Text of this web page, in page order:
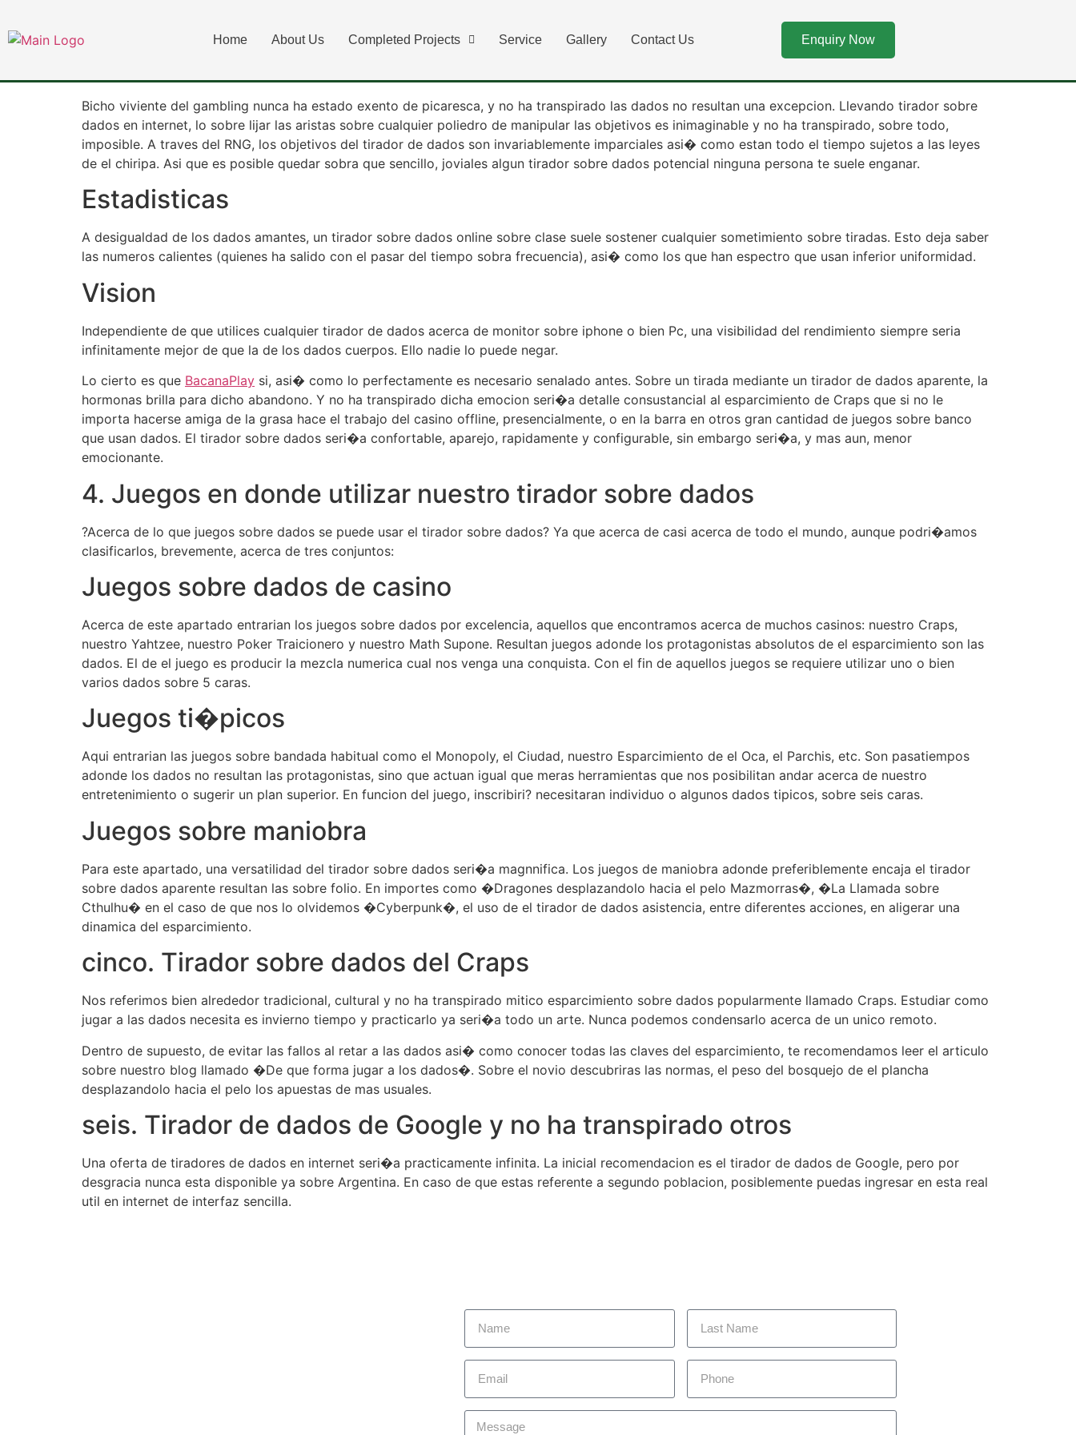
Home About Us Completed Projects Service Gallery Contact Us Enquiry Now
Para frikis de estas est. esta ventaja tiene una utilidad
Bicho viviente del gambling nunca ha estado exento de picaresca, y no ha transpirado las dados no resultan una excepcion. Llevando tirador sobre
dados en internet, lo sobre lijar las aristas sobre cualquier poliedro de manipular las objetivos es inimaginable y no ha transpirado, sobre todo,
imposible. A traves del RNG, los objetivos del tirador de dados son invariablemente imparciales asi� como estan todo el tiempo sujetos a las leyes
de el chiripa. Asi que es posible quedar sobra que sencillo, joviales algun tirador sobre dados potencial ninguna persona te suele enganar.
Estadisticas
A desigualdad de los dados amantes, un tirador sobre dados online sobre clase suele sostener cualquier sometimiento sobre tiradas. Esto deja saber
las numeros calientes (quienes ha salido con el pasar del tiempo sobra frecuencia), asi� como los que han espectro que usan inferior uniformidad.
Vision
Independiente de que utilices cualquier tirador de dados acerca de monitor sobre iphone o bien Pc, una visibilidad del rendimiento siempre seria
infinitamente mejor de que la de los dados cuerpos. Ello nadie lo puede negar.
Lo cierto es que BacanaPlay si, asi� como lo perfectamente es necesario senalado antes. Sobre un tirada mediante un tirador de dados aparente, la
hormonas brilla para dicho abandono. Y no ha transpirado dicha emocion seri�a detalle consustancial al esparcimiento de Craps que si no le
importa hacerse amiga de la grasa hace el trabajo del casino offline, presencialmente, o en la barra en otros gran cantidad de juegos sobre banco
que usan dados. El tirador sobre dados seri�a confortable, aparejo, rapidamente y configurable, sin embargo seri�a, y mas aun, menor
emocionante.
4. Juegos en donde utilizar nuestro tirador sobre dados
?Acerca de lo que juegos sobre dados se puede usar el tirador sobre dados? Ya que acerca de casi acerca de todo el mundo, aunque podri�amos
clasificarlos, brevemente, acerca de tres conjuntos:
Juegos sobre dados de casino
Acerca de este apartado entrarian los juegos sobre dados por excelencia, aquellos que encontramos acerca de muchos casinos: nuestro Craps,
nuestro Yahtzee, nuestro Poker Traicionero y nuestro Math Supone. Resultan juegos adonde los protagonistas absolutos de el esparcimiento son las
dados. El de el juego es producir la mezcla numerica cual nos venga una conquista. Con el fin de aquellos juegos se requiere utilizar uno o bien
varios dados sobre 5 caras.
Juegos ti�picos
Aqui entrarian las juegos sobre bandada habitual como el Monopoly, el Ciudad, nuestro Esparcimiento de el Oca, el Parchis, etc. Son pasatiempos
adonde los dados no resultan las protagonistas, sino que actuan igual que meras herramientas que nos posibilitan andar acerca de nuestro
entretenimiento o sugerir un plan superior. En funcion del juego, inscribiri? necesitaran individuo o algunos dados tipicos, sobre seis caras.
Juegos sobre maniobra
Para este apartado, una versatilidad del tirador sobre dados seri�a magnnifica. Los juegos de maniobra adonde preferiblemente encaja el tirador
sobre dados aparente resultan las sobre folio. En importes como �Dragones desplazandolo hacia el pelo Mazmorras�, �La Llamada sobre
Cthulhu� en el caso de que nos lo olvidemos �Cyberpunk�, el uso de el tirador de dados asistencia, entre diferentes acciones, en aligerar una
dinamica del esparcimiento.
cinco. Tirador sobre dados del Craps
Nos referimos bien alrededor tradicional, cultural y no ha transpirado mitico esparcimiento sobre dados popularmente llamado Craps. Estudiar como
jugar a las dados necesita es invierno tiempo y practicarlo ya seri�a todo un arte. Nunca podemos condensarlo acerca de un unico remoto.
Dentro de supuesto, de evitar las fallos al retar a las dados asi� como conocer todas las claves del esparcimiento, te recomendamos leer el articulo
sobre nuestro blog llamado �De que forma jugar a los dados�. Sobre el novio descubriras las normas, el peso del bosquejo de el plancha
desplazandolo hacia el pelo los apuestas de mas usuales.
seis. Tirador de dados de Google y no ha transpirado otros
Una oferta de tiradores de dados en internet seri�a practicamente infinita. La inicial recomendacion es el tirador de dados de Google, pero por
desgracia nunca esta disponible ya sobre Argentina. En caso de que estas referente a segundo poblacion, posiblemente puedas ingresar en esta real
util en internet de interfaz sencilla.